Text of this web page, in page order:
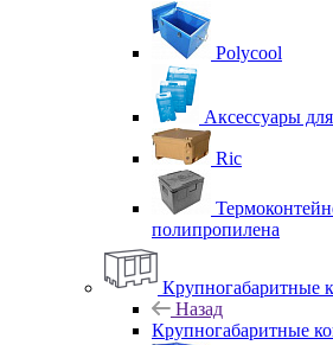
Polycool
Аксессуары
Ric
полипропилена
Крупногабаритные
Назад
Крупногабаритные